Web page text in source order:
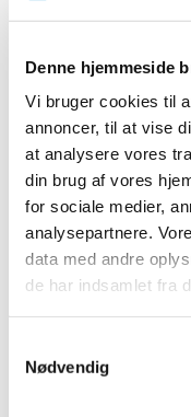
Denne hjemmeside
Vi bruger cookies til
annoncer, til at vise
at analysere vores
din brug af vores
for sociale medier,
analysepartnere.
data med andre
de har indsamlet fra
Nødvendig
2025 (158)
2023 (195)
2022 (197)
2021 (516)
2020 (263)
2019 (159)
2018 (150)
2017 (167)
2016 (167)
2014 (44)